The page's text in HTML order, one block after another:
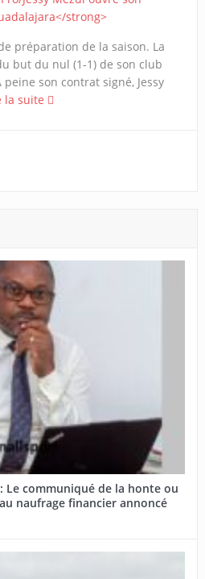
préparation de la saison. La
but du nul (1-1) de son club
son contrat signé, Jessy
la suite
Le communiqué de la honte ou
naufrage financier annoncé